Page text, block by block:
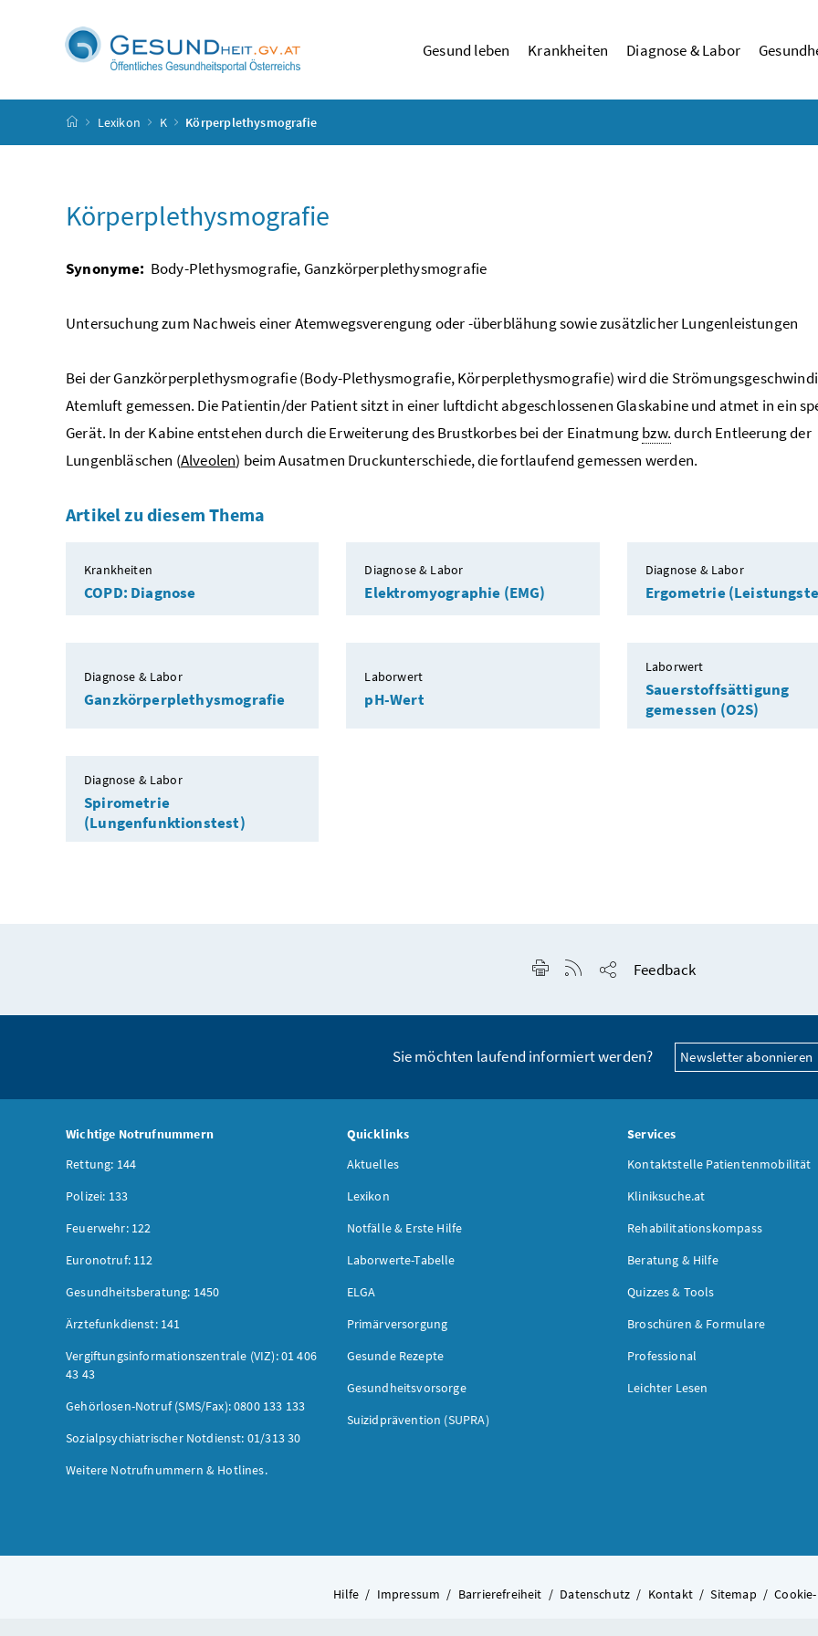
Gesund leben Krankheiten Diagnose & Labor
Startseite
Lexikon K Körperplethysmografie
Körperplethysmografie
Synonyme: Body-Plethysmografie, Ganzkörperplethysmografie
Untersuchung zum Nachweis einer Atemwegsverengung oder -überblähung sowie zusätzlicher Lungenleistungen
Bei der Ganzkörperplethysmografie (Body-Plethysmografie, Körperplethysmografie) wird die
Atemluft gemessen. Die Patientin/der Patient sitzt in einer luftdicht abgeschlossenen Glaskabine und atmet in ein
Gerät. In der Kabine entstehen durch die Erweiterung des Brustkorbes bei der Einatmungbzw.durch Entleerung der
Lungenbläschen (Alveolen) beim Ausatmen Druckunterschiede, die fortlaufend gemessen werden.
Artikel zu diesem Thema
Krankheiten
COPD: Diagnose
Diagnose & Labor
Elektromyographie (EMG)
Diagnose & Labor
Ergometrie
Diagnose & Labor
Ganzkörperplethysmografie
Laborwert
pH-Wert
Laborwert
Sauerstoffsättigung
gemessen (O2S)
Diagnose & Labor
Spirometrie
(Lungenfunktionstest)
Seite drucken
RSS-Feed anzeigen
Feedback
Sie möchten laufend informiert werden? Newsletter abonnieren
Wichtige Notrufnummern
Rettung: 144
Polizei: 133
Feuerwehr: 122
Euronotruf: 112
Gesundheitsberatung: 1450
Ärztefunkdienst: 141
Vergiftungsinformationszentrale (VIZ): 01 406
43 43
Gehörlosen-Notruf (SMS/Fax): 0800 133 133
Sozialpsychiatrischer Notdienst: 01/313 30
Weitere Notrufnummern & Hotlines.
Quicklinks
Aktuelles
Lexikon
Notfälle & Erste Hilfe
Laborwerte-Tabelle
ELGA
Primärversorgung
Gesunde Rezepte
Gesundheitsvorsorge
Suizidprävention (SUPRA)
Services
Kontaktstelle Patientenmobilität
Kliniksuche.at
Rehabilitationskompass
Beratung & Hilfe
Quizzes & Tools
Broschüren & Formulare
Professional
Leichter Lesen
Hilfe / Impressum / Barrierefreiheit / Datenschutz / Kontakt / Sitemap /